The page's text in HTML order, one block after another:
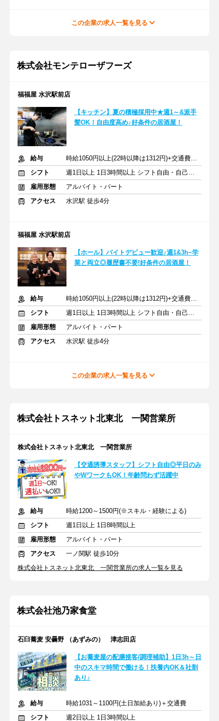
この企業の求人一覧を見る
株式会社モンテローザフーズ
福福屋 水沢駅前店
【キッチン】夏の積極採用中★週1～&派手
髪OK！自由度高め♪好条件の居酒屋！
給与
時給1050円以上(22時以降は1312円)+交通費規定内支給
シフト
週1日以上 1日3時間以上 シフト自由・自己申告
雇用形態
アルバイト・パート
アクセス
水沢駅 徒歩4分
福福屋 水沢駅前店
【ホール】バイトデビュー歓迎♪週1&3h~学
業と両立◎履歴書不要!好条件の居酒屋！
給与
時給1050円以上(22時以降は1312円)+交通費規定内支給
シフト
週1日以上 1日3時間以上 シフト自由・自己申告
雇用形態
アルバイト・パート
アクセス
水沢駅 徒歩4分
この企業の求人一覧を見る
株式会社トスネット北東北 一関営業所
株式会社トスネット北東北 一関営業所
【交通誘導スタッフ】シフト自由◎平日のみ
やWワークもOK！年齢問わず活躍中
給与
時給1200～1500円(※スキル・経験による)
シフト
週1日以上 1日8時間以上
雇用形態
アルバイト・パート
アクセス
一ノ関駅 徒歩10分
株式会社トスネット北東北 一関営業所の求人一覧を見る
株式会社池乃家食堂
石臼蕎麦 安曇野 （あずみの） 津志田店
【お蕎麦屋の配膳接客/調理補助】1日3h～日
中のスキマ時間で働ける！扶養内OK＆社割
あり♪
給与
時給1031～1100円(土日加給あり)＋交通費
シフト
週2日以上 1日3時間以上